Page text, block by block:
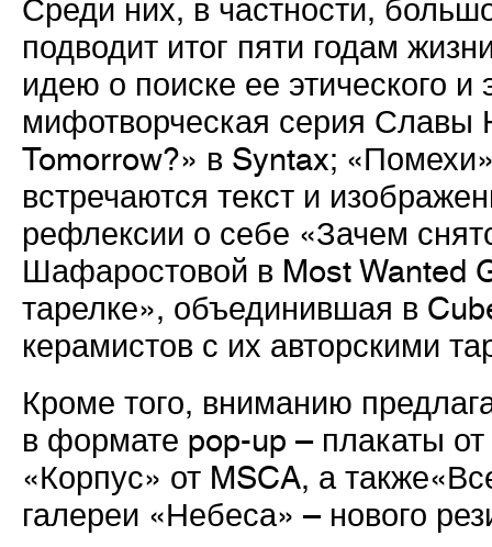
Среди них, в частности,
подводит итог пяти годам
идею о поиске ее этического и
мифотворческая серия Славы
Tomorrow?» в Syntax;
встречаются текст и
рефлексии о себе «Зачем
Шафаростовой в Most Wanted
тарелке», объединившая в
керамистов с их авторскими
Кроме того, вниманию
в формате pop-up – плакаты от
«Корпус» от MSCA, а также
галереи «Небеса» – нового